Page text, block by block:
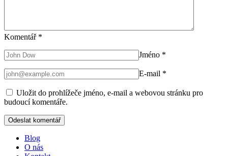
Komentář *
Jméno *
E-mail *
Uložit do prohlížeče jméno, e-mail a webovou stránku pro
budoucí komentáře.
Blog
O nás